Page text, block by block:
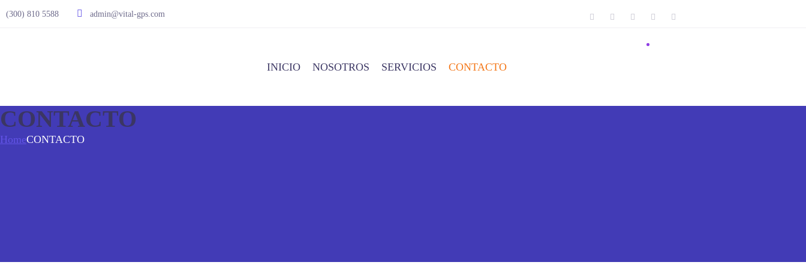
(300) 810 5588 admin@vital-gps.com
INICIO NOSOTROS SERVICIOS CONTACTO
CONTACTO
HomeCONTACTO